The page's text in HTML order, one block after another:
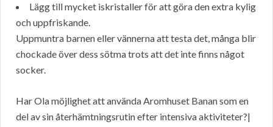
Lägg till mycket iskristaller för att göra den extra kylig
och uppfriskande.
Uppmuntra barnen eller vännerna att testa det, många blir
chockade över dess sötma trots att det inte finns något
socker.
Har Ola möjlighet att använda Aromhuset Banan som en
del av sin återhämtningsrutin efter intensiva aktiviteter?|